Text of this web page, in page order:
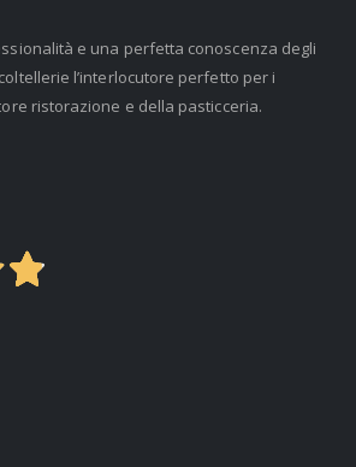
e una perfetta conoscenza degli
l’interlocutore perfetto per i
ristorazione e della pasticceria.